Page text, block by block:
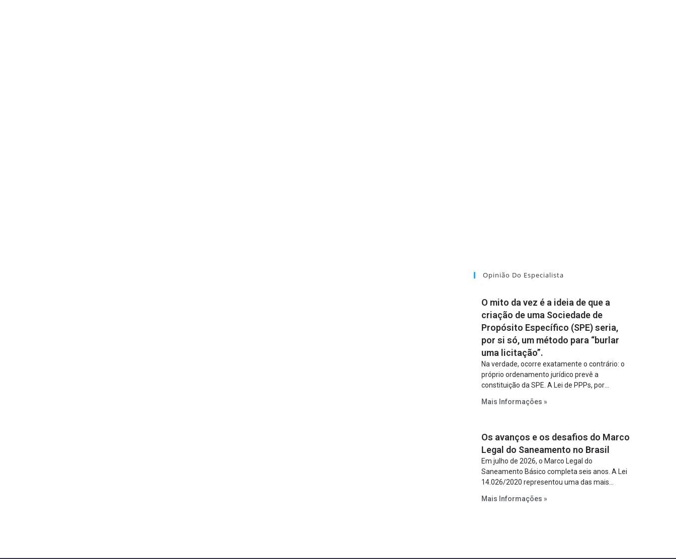
Opinião Do Especialista
O mito da vez é a ideia de que a
criação de uma Sociedade de
Propósito Específico (SPE) seria,
por si só, um método para “burlar
uma licitação”.
Na verdade, ocorre exatamente o contrário: o
próprio ordenamento jurídico prevê a
constituição da SPE. A Lei de PPPs, por
constitua uma SPE para implantar e gerir o
Lei de Concessões, a figura é facultativa e
sujeita a uma escolha racional de projeto a
projeto.
Mais Informações »
Os avanços e os desafios do Marco
Legal do Saneamento no Brasil
Em julho de 2026, o Marco Legal do
Saneamento Básico completa seis anos. A Lei
14.026/2020 representou uma das mais
estabelecer metas claras para a
mecanismos voltados à segurança jurídica dos
Mais Informações »